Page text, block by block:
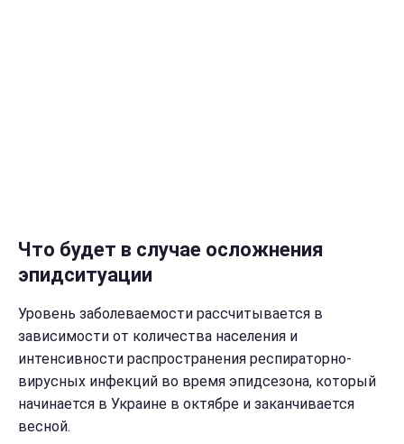
Что будет в случае осложнения
эпидситуации
Уровень заболеваемости рассчитывается в
зависимости от количества населения и
интенсивности распространения респираторно-
вирусных инфекций во время эпидсезона, который
начинается в Украине в октябре и заканчивается
весной.